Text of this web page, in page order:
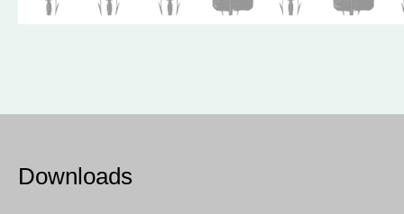
Downloads